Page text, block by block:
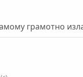
грамотно